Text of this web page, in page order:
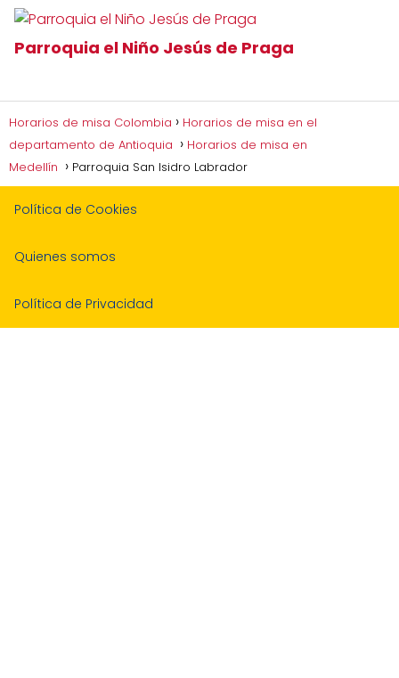
Parroquia el Niño Jesús de Praga
Horarios de misa Colombia
Horarios de misa en el
departamento de Antioquia
Horarios de misa en
Medellín
Parroquia San Isidro Labrador
Política de Cookies
Quienes somos
Política de Privacidad